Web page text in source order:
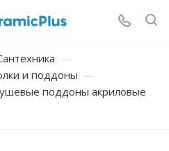
—
и поддоны —
поддоны акриловые